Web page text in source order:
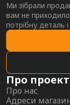
Ми зібрали
вам не
потрібну деталь
Про проект
Про нас
Адреси